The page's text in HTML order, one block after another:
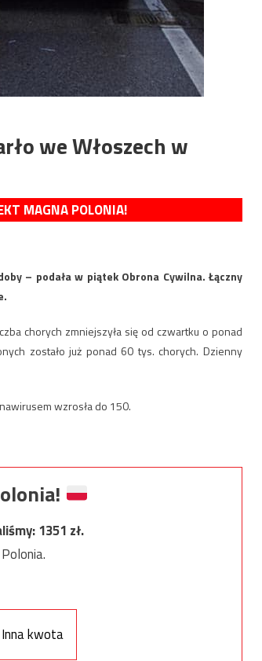
we Włoszech w
MAGNA POLONIA!
– podała w piątek Obrona Cywilna. Łączny
chorych zmniejszyła się od czwartku o ponad
zostało już ponad 60 tys. chorych. Dzienny
wzrosła do 150.
1351 zł.
Inna kwota